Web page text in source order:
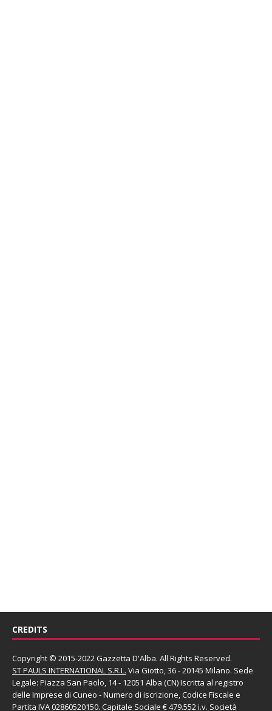
CREDITS
Copyright © 2015-2022 Gazzetta D'Alba. All Rights Reserved.
ST PAULS INTERNATIONAL S.R.L. Via Giotto, 36 - 20145 Milano. Sede
Legale: Piazza San Paolo, 14 - 12051 Alba (CN) Iscritta al registro
delle Imprese di Cuneo - Numero di iscrizione, Codice Fiscale e
Partita IVA 02860520150. Capitale Sociale € 479.552 i.v. Società